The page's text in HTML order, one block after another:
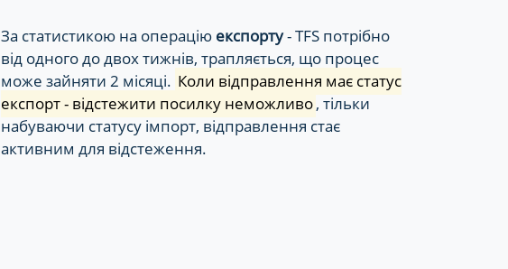
За статистикою на операцію експорту- TFS потрібно
від одного до двох тижнів, трапляється, що процес
може зайняти 2 місяці. Коли відправлення має статус
експорт - відстежити посилку неможливо, тільки
набуваючи статусу імпорт, відправлення стає
активним для відстеження.